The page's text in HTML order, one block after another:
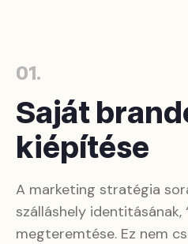
01.
Saját
kiépítése
A marketing stratégia
szálláshely identitásának,
megteremtése. Ez nem